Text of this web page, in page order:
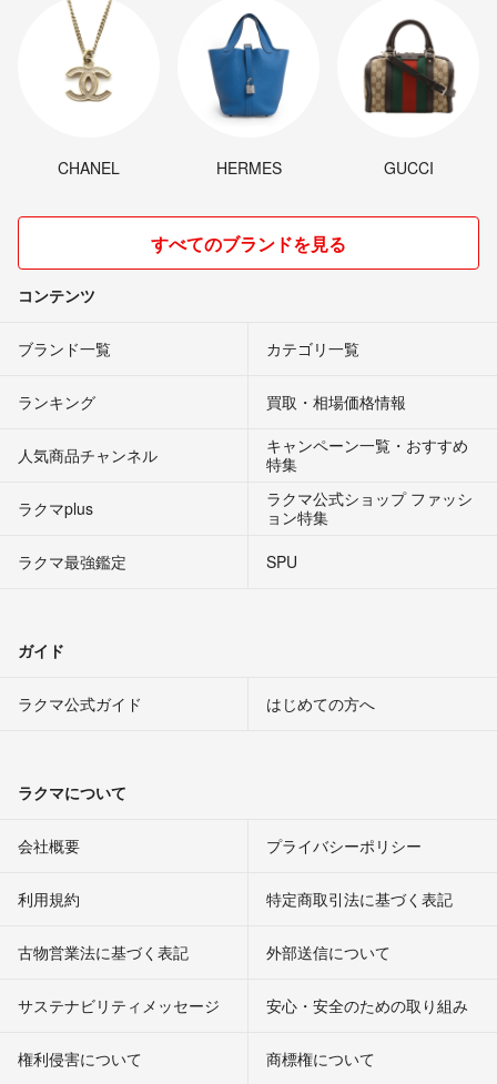
CHANEL HERMES GUCCI
すべてのブランドを見る
コンテンツ
ブランド一覧 カテゴリ一覧
ランキング 買取・相場価格情報
人気商品チャンネル
キャンペーン一覧・おすすめ
特集
ラクマplus
ラクマ公式ショップ ファッシ
ョン特集
ラクマ最強鑑定
SPU
ガイド
ラクマ公式ガイド はじめての方へ
ラクマについて
会社概要 プライバシーポリシー
利用規約 特定商取引法に基づく表記
古物営業法に基づく表記 外部送信について
サステナビリティメッセージ 安心・安全のための取り組み
権利侵害について
商標権について